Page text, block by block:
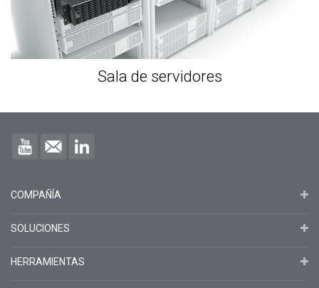
Sala de servidores
COMPAÑÍA
SOLUCIONES
HERRAMIENTAS